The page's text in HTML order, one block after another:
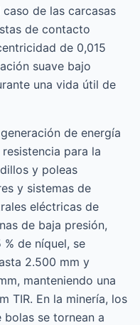
de las carcasas
de contacto
de 0,015
suave bajo
una vida útil de
de energía
para la
y poleas
y sistemas de
eléctricas de
de baja presión,
de níquel, se
2.500 mm y
manteniendo una
TIR. En la minería, los
se tornean a